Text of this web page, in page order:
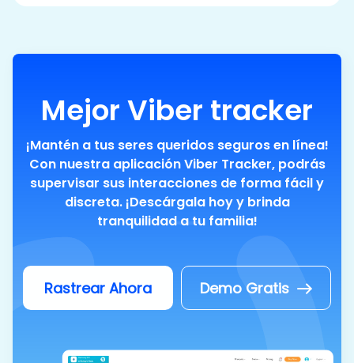
Mejor Viber tracker
¡Mantén a tus seres queridos seguros en línea!
Con nuestra aplicación Viber Tracker, podrás
supervisar sus interacciones de forma fácil y
discreta. ¡Descárgala hoy y brinda
tranquilidad a tu familia!
Rastrear Ahora Demo Gratis